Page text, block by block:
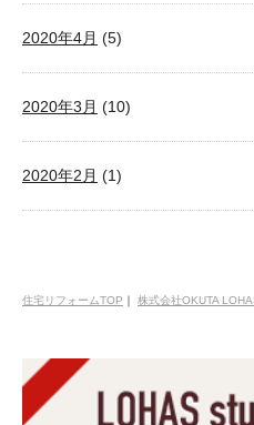
2020年4月 (5)
2020年3月 (10)
2020年2月 (1)
住宅リフォームTOP ｜ 株式会社OKUTA